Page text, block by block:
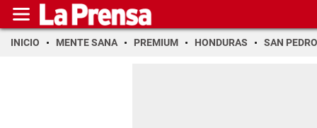
INICIO MENTE SANA PREMIUM HONDURAS SAN PEDRO